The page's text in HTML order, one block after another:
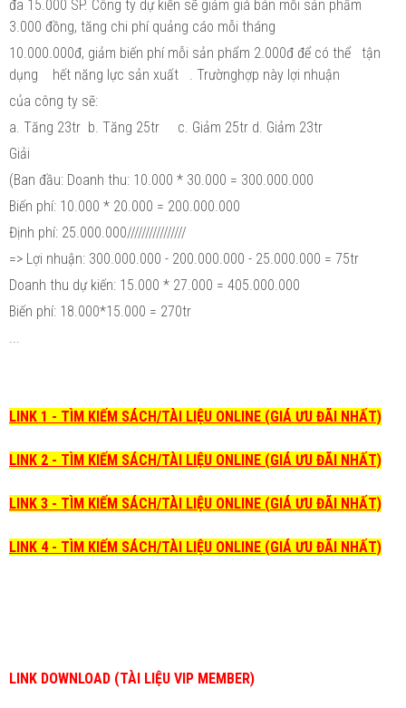
đa 15.000 SP. Công ty dự kiến sẽ giảm giá bán mỗi sản phẩm
3.000 đồng, tăng chi phí quảng cáo mỗi tháng
10.000.000đ, giảm biến phí mỗi sản phẩm 2.000đ để có thể tận
dụng hết năng lực sản xuất . Trườnghợp này lợi nhuận
của công ty sẽ:
a. Tăng 23tr b. Tăng 25tr c. Giảm 25tr d. Giảm 23tr
Giải
(Ban đầu: Doanh thu: 10.000 * 30.000 = 300.000.000
Biến phí: 10.000 * 20.000 = 200.000.000
Định phí: 25.000.000////////////////
=> Lợi nhuận: 300.000.000 - 200.000.000 - 25.000.000 = 75tr
Doanh thu dự kiến: 15.000 * 27.000 = 405.000.000
Biến phí: 18.000*15.000 = 270tr
LINK 1 - TÌM KIẾM SÁCH/TÀI LIỆU ONLINE (GIÁ ƯU ĐÃI NHẤT)
LINK 2 - TÌM KIẾM SÁCH/TÀI LIỆU ONLINE (GIÁ ƯU ĐÃI NHẤT)
LINK 3 - TÌM KIẾM SÁCH/TÀI LIỆU ONLINE (GIÁ ƯU ĐÃI NHẤT)
LINK 4 - TÌM KIẾM SÁCH/TÀI LIỆU ONLINE (GIÁ ƯU ĐÃI NHẤT)
LINK DOWNLOAD (TÀI LIỆU VIP MEMBER)